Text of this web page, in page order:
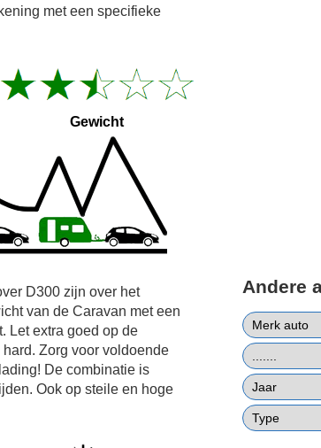
met een specifieke
Gewicht
D300 zijn over het
van de Caravan met een
Let extra goed op de
Zorg voor voldoende
De combinatie is
Ook op steile en hoge
Andere